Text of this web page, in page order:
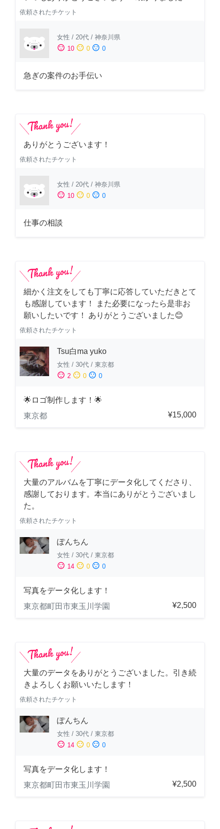
依頼されたチケット
女性 / 20代 / 神奈川県
sentiment_satisfied 10 sentiment_neutral 0 sentiment_dissatisfied 0
急ぎの案件のお手伝い
ありがとうございます！
依頼されたチケット
女性 / 20代 / 神奈川県
sentiment_satisfied 10 sentiment_neutral 0 sentiment_dissatisfied 0
仕事の相談
細かく注文をしても丁寧に応答していただきとて
も感謝しています！ また必要になったら是非お
願いしたいです！ ありがとうございました😊
依頼されたチケット
Tsu白ma yuko
女性 / 30代 / 東京都
sentiment_satisfied 2 sentiment_neutral 0 sentiment_dissatisfied 0
🌟ロゴ制作します！🌟
東京都
¥15,000
大量のアルバムを丁寧にデータ化してくださり、
感謝しております。本当にありがとうございまし
た。
依頼されたチケット
ぽんちん
女性 / 30代 / 東京都
sentiment_satisfied 14 sentiment_neutral 0 sentiment_dissatisfied 0
写真をデータ化します！
東京都町田市東玉川学園
¥2,500
大量のデータをありがとうございました。引き続
きよろしくお願いいたします！
依頼されたチケット
ぽんちん
女性 / 30代 / 東京都
sentiment_satisfied 14 sentiment_neutral 0 sentiment_dissatisfied 0
写真をデータ化します！
東京都町田市東玉川学園
¥2,500